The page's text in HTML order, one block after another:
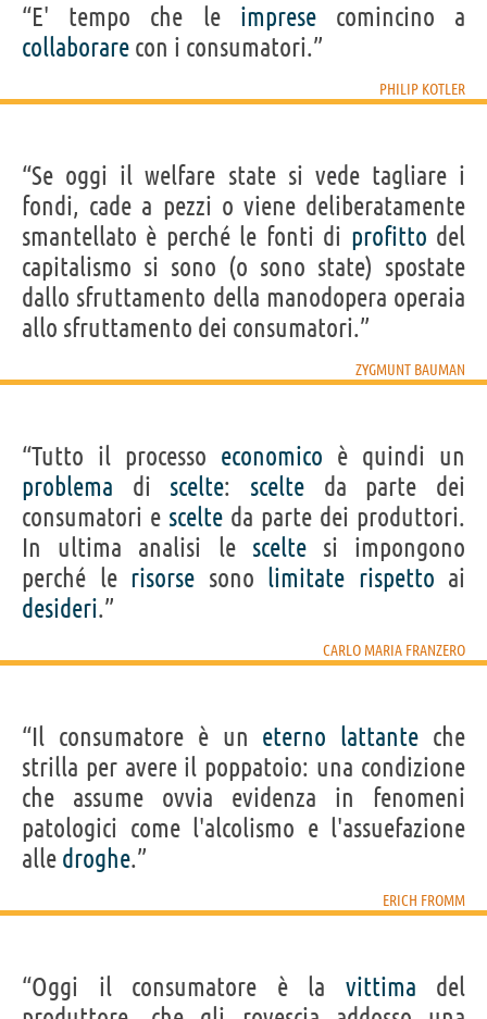
“E' tempo che le impresecomincino a
collaborare con i consumatori.”
PHILIP KOTLER
“Se oggi il welfare state si vede tagliare i
fondi, cade a pezzi o viene deliberatamente
smantellato è perché le fonti di profitto del
capitalismo si sono (o sono state) spostate
dallo sfruttamento della manodopera operaia
allo sfruttamento dei consumatori.”
ZYGMUNT BAUMAN
“Tutto il processo economico è quindi un
problema di scelte: scelte da parte dei
consumatori e scelte da parte dei produttori.
In ultima analisi le sceltesi impongono
perché le risorse sono limitate rispetto ai
desideri.”
CARLO MARIA FRANZERO
“Il consumatore è un eterno lattante che
strilla per avere il poppatoio: una condizione
che assume ovvia evidenza in fenomeni
patologici come l'alcolismo e l'assuefazione
alle droghe.”
ERICH FROMM
“Oggi il consumatore è la vittima del